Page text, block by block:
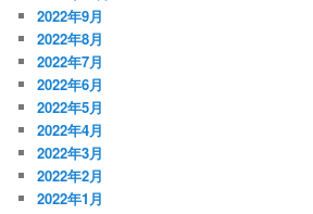
2022年9月
2022年8月
2022年7月
2022年6月
2022年5月
2022年4月
2022年3月
2022年2月
2022年1月